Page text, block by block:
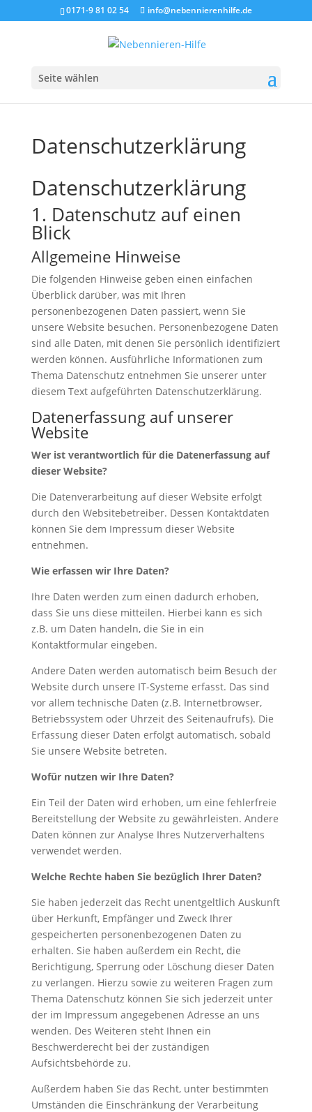
0171-9 81 02 54 info@nebennierenhilfe.de
Seite wählen
Datenschutzerklärung
Datenschutzerklärung
1. Datenschutz auf einen
Blick
Allgemeine Hinweise
Die folgenden Hinweise geben einen einfachen
Überblick darüber, was mit Ihren
personenbezogenen Daten passiert, wenn Sie
unsere Website besuchen. Personenbezogene Daten
sind alle Daten, mit denen Sie persönlich identifiziert
werden können. Ausführliche Informationen zum
Thema Datenschutz entnehmen Sie unserer unter
diesem Text aufgeführten Datenschutzerklärung.
Datenerfassung auf unserer
Website
Wer ist verantwortlich für die Datenerfassung auf
dieser Website?
Die Datenverarbeitung auf dieser Website erfolgt
durch den Websitebetreiber. Dessen Kontaktdaten
können Sie dem Impressum dieser Website
entnehmen.
Wie erfassen wir Ihre Daten?
Ihre Daten werden zum einen dadurch erhoben,
dass Sie uns diese mitteilen. Hierbei kann es sich
z.B. um Daten handeln, die Sie in ein
Kontaktformular eingeben.
Andere Daten werden automatisch beim Besuch der
Website durch unsere IT-Systeme erfasst. Das sind
vor allem technische Daten (z.B. Internetbrowser,
Betriebssystem oder Uhrzeit des Seitenaufrufs). Die
Erfassung dieser Daten erfolgt automatisch, sobald
Sie unsere Website betreten.
Wofür nutzen wir Ihre Daten?
Ein Teil der Daten wird erhoben, um eine fehlerfreie
Bereitstellung der Website zu gewährleisten. Andere
Daten können zur Analyse Ihres Nutzerverhaltens
verwendet werden.
Welche Rechte haben Sie bezüglich Ihrer Daten?
Sie haben jederzeit das Recht unentgeltlich Auskunft
über Herkunft, Empfänger und Zweck Ihrer
gespeicherten personenbezogenen Daten zu
erhalten. Sie haben außerdem ein Recht, die
Berichtigung, Sperrung oder Löschung dieser Daten
zu verlangen. Hierzu sowie zu weiteren Fragen zum
Thema Datenschutz können Sie sich jederzeit unter
der im Impressum angegebenen Adresse an uns
wenden. Des Weiteren steht Ihnen ein
Beschwerderecht bei der zuständigen
Aufsichtsbehörde zu.
Außerdem haben Sie das Recht, unter bestimmten
Umständen die Einschränkung der Verarbeitung